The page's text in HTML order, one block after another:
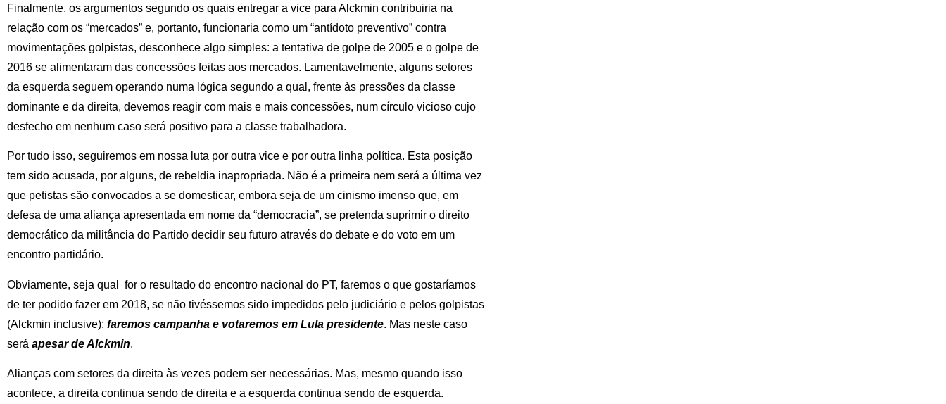
Finalmente, os argumentos segundo os quais entregar a vice para Alckmin contribuiria na
relação com os “mercados” e, portanto, funcionaria como um “antídoto preventivo” contra
movimentações golpistas, desconhece algo simples: a tentativa de golpe de 2005 e o golpe de
2016 se alimentaram das concessões feitas aos mercados. Lamentavelmente, alguns setores
da esquerda seguem operando numa lógica segundo a qual, frente às pressões da classe
dominante e da direita, devemos reagir com mais e mais concessões, num círculo vicioso cujo
desfecho em nenhum caso será positivo para a classe trabalhadora.
Por tudo isso, seguiremos em nossa luta por outra vice e por outra linha política. Esta posição
tem sido acusada, por alguns, de rebeldia inapropriada. Não é a primeira nem será a última vez
que petistas são convocados a se domesticar, embora seja de um cinismo imenso que, em
defesa de uma aliança apresentada em nome da “democracia”, se pretenda suprimir o direito
democrático da militância do Partido decidir seu futuro através do debate e do voto em um
encontro partidário.
Obviamente, seja qual for o resultado do encontro nacional do PT, faremos o que gostaríamos
de ter podido fazer em 2018, se não tivéssemos sido impedidos pelo judiciário e pelos golpistas
(Alckmin inclusive): faremos campanha e votaremos em Lula presidente. Mas neste caso
será apesar de Alckmin.
Alianças com setores da direita às vezes podem ser necessárias. Mas, mesmo quando isso
acontece, a direita continua sendo de direita e a esquerda continua sendo de esquerda.